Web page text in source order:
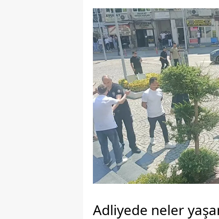
Adliyede neler